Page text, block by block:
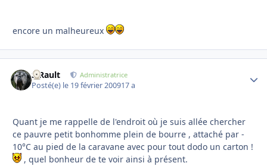
encore un malheureux
S.Rault Administratrice
Posté(e) le 19 février 200917 a
Quant je me rappelle de l'endroit où je suis allée chercher
ce pauvre petit bonhomme plein de bourre , attaché par -
10°C au pied de la caravane avec pour tout dodo un carton !
, quel bonheur de te voir ainsi à présent.